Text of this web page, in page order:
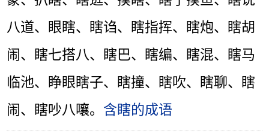
八道、眼瞎、瞎诌、瞎指挥、瞎炮、瞎胡
闹、瞎七搭八、瞎巴、瞎编、瞎混、瞎马
临池、睁眼瞎子、瞎撞、瞎吹、瞎聊、瞎
闹、瞎吵八嚷。 含瞎的成语